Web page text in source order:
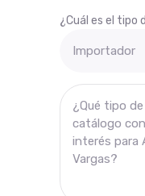
¿Cuál es el tipo